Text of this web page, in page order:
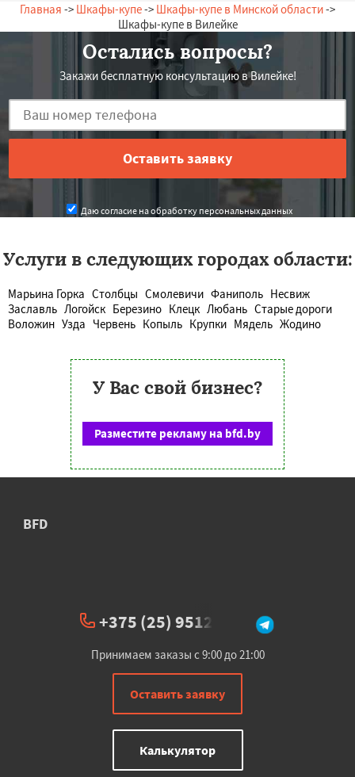
Главная -> Шкафы-купе-> Шкафы-купе в Минской области->
Шкафы-купе в Вилейке
Остались вопросы?
Закажи бесплатную консультацию в Вилейке!
Даю согласие на обработку персональных данных
Услуги в следующих городах области:
Марьина Горка Столбцы Смолевичи Фаниполь Несвиж
Заславль Логойск Березино Клецк Любань Старые дороги
Воложин Узда Червень Копыль Крупки Мядель Жодино
У Вас свой бизнес?
Разместите рекламу на bfd.by
BFD
+375 (25) 951234
Принимаем заказы с 9:00 до 21:00
Оставить заявку
Калькулятор